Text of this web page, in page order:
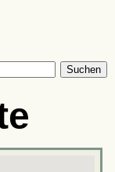
Suchen